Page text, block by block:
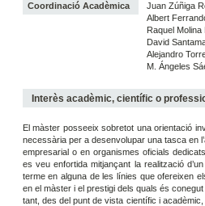
Coordinació Acadèmica
Juan Zúñiga
Albert
Raquel Molina
David
Alejandro
M. Ángeles
Interès acadèmic, científic o
El màster posseeix sobretot una orientació
necessària per a desenvolupar una tasca en
empresarial o en organismes oficials
es veu enfortida mitjançant la realització
terme en alguna de les línies que ofereixen
en el màster i el prestigi dels quals és
tant, des del punt de vista científic i